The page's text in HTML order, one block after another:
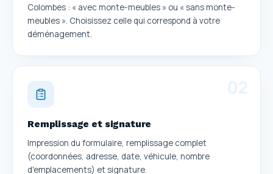
Colombes : « avec monte-meubles » ou « sans monte-
meubles ». Choisissez celle qui correspond à votre
déménagement.
Remplissage et signature
Impression du formulaire, remplissage complet
(coordonnées, adresse, date, véhicule, nombre
d'emplacements) et signature.